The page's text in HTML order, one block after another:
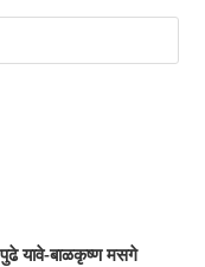
पुढे यावे-बाळकृष्ण मसगे